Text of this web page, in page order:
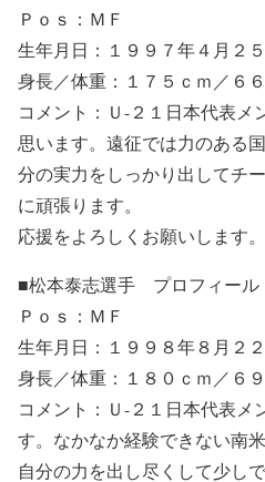
Ｐｏｓ：ＭＦ
生年月日：１９９７年４月２
身長／体重：１７５ｃｍ／６
コメント：Ｕ-２１日本代表メ
思います。遠征では力のある
分の実力をしっかり出してチ
に頑張ります。
応援をよろしくお願いします。
■松本泰志選手 プロフィール
Ｐｏｓ：ＭＦ
生年月日：１９９８年８月２
身長／体重：１８０ｃｍ／６
コメント：Ｕ-２１日本代表メ
す。なかなか経験できない南
自分の力を出し尽くして少し